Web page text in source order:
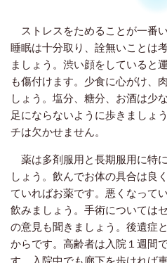
ストレスをためることが一番
睡眠は十分取り、詮無いことは
ましょう。渋い顔をしていると
も傷付けます。少食に心がけ、
しょう。塩分、糖分、お酒は少
足にならないように歩きましょ
チは欠かせません。
薬は多剤服用と長期服用に特
しょう。飲んでお体の具合は良
ていればお薬です。悪くなって
飲みましょう。手術については
の意見も聞きましょう。後遺症
からです。高齢者は入院１週間
す。入院中でも廊下を歩ければ